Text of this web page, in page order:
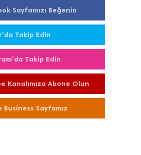
Sayfamızı Beğenin
Takip Edin
Takip Edin
Kanalımıza Abone Olun
Business Sayfamız